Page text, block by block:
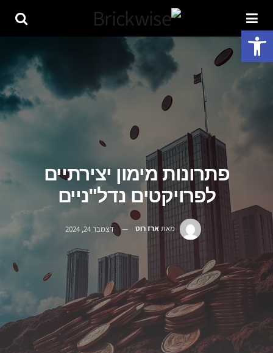
פתרונות מימון יצירתיים
לפרויקטים נדל"ניים
מאתארז רוט דצמבר 24, 2024
פתח סרגל נגישות